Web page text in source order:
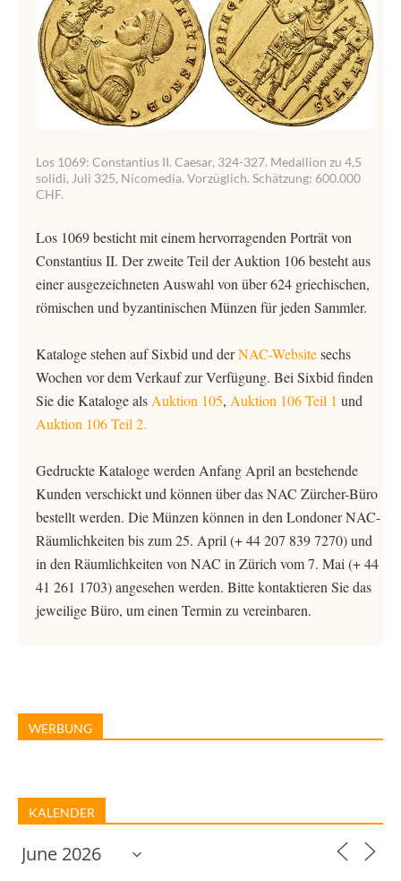
Los 1069: Constantius II. Caesar, 324-327. Medallion zu 4,5
solidi, Juli 325, Nicomedia. Vorzüglich. Schätzung: 600.000
CHF.
Los 1069 besticht mit einem hervorragenden Porträt von
Constantius II. Der zweite Teil der Auktion 106 besteht aus
einer ausgezeichneten Auswahl von über 624 griechischen,
römischen und byzantinischen Münzen für jeden Sammler.
Kataloge stehen auf Sixbid und derNAC-Websitesechs
Wochen vor dem Verkauf zur Verfügung. Bei Sixbid finden
Sie die Kataloge als Auktion 105, Auktion 106 Teil 1 und
Auktion 106 Teil 2.
Gedruckte Kataloge werden Anfang April an bestehende
Kunden verschickt und können über das NAC Zürcher-Büro
bestellt werden. Die Münzen können in den Londoner NAC-
Räumlichkeiten bis zum 25. April (+ 44 207 839 7270) und
in den Räumlichkeiten von NAC in Zürich vom 7. Mai (+ 44
41 261 1703) angesehen werden. Bitte kontaktieren Sie das
jeweilige Büro, um einen Termin zu vereinbaren.
WERBUNG
KALENDER